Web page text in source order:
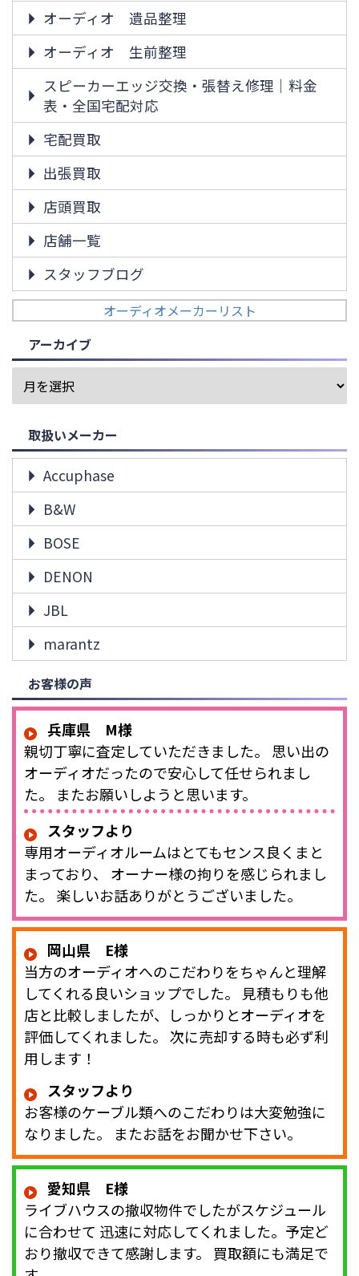
オーディオ 遺品整理
オーディオ 生前整理
スピーカーエッジ交換・張替え修理｜料金
表・全国宅配対応
宅配買取
出張買取
店頭買取
店舗一覧
スタッフブログ
オーディオメーカーリスト
アーカイブ
取扱いメーカー
Accuphase
B&W
BOSE
DENON
JBL
marantz
お客様の声
兵庫県 M様
親切丁寧に査定していただきました。 思い出の
オーディオだったので安心して任せられまし
た。 またお願いしようと思います。
スタッフより
専用オーディオルームはとてもセンス良くまと
まっており、 オーナー様の拘りを感じられまし
た。 楽しいお話ありがとうございました。
岡山県 E様
当方のオーディオへのこだわりをちゃんと理解
してくれる良いショップでした。 見積もりも他
店と比較しましたが、しっかりとオーディオを
評価してくれました。 次に売却する時も必ず利
用します！
スタッフより
お客様のケーブル類へのこだわりは大変勉強に
なりました。 またお話をお聞かせ下さい。
愛知県 E様
ライブハウスの撤収物件でしたがスケジュール
に合わせて 迅速に対応してくれました。予定ど
おり撤収できて感謝します。 買取額にも満足で